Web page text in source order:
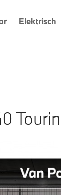
Elektrisch